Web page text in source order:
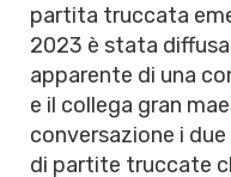
partita truccata
2023 è stata
apparente di una
e il collega gran
conversazione i
di partite truccate